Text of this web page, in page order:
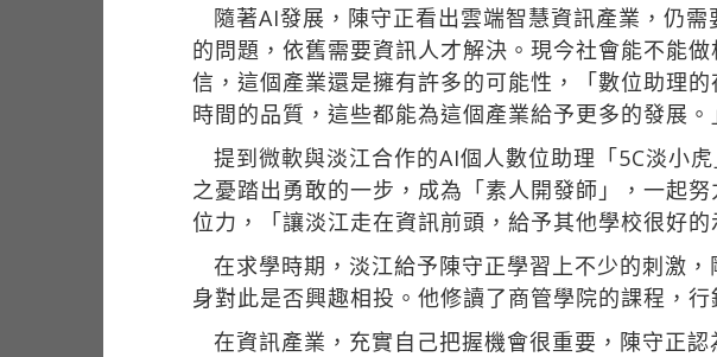
隨著AI發展，陳守正看出雲端智慧資訊產業，仍
的問題，依舊需要資訊人才解決。現今社會能不能
信，這個產業還是擁有許多的可能性，「數位助理
時間的品質，這些都能為這個產業給予更多的發展。
提到微軟與淡江合作的AI個人數位助理「5C淡小
之憂踏出勇敢的一步，成為「素人開發師」，一起
位力，「讓淡江走在資訊前頭，給予其他學校很好的
在求學時期，淡江給予陳守正學習上不少的刺激
身對此是否興趣相投。他修讀了商管學院的課程，
在資訊產業，充實自己把握機會很重要，陳守正